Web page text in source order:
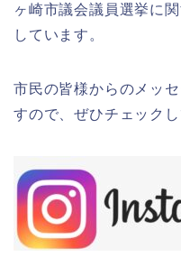
ヶ崎市議会議員選挙に
しています。
市民の皆様からのメッ
すので、ぜひチェック